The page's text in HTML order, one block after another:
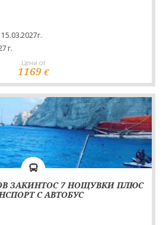
г.
Цени от
1169 €
ЗАКИНТОС 7 НОЩУВКИ ПЛЮС
С АВТОБУС